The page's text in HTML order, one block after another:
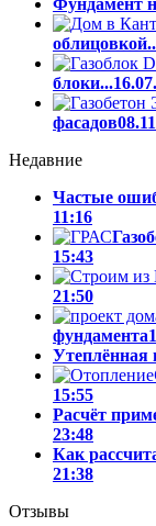
Фундамент
блоки...
фасадов
Недавние
Частые
11:16
15:43
21:50
фундамента
Утеплённая
15:55
Расчёт
23:48
Как
21:38
Отзывы